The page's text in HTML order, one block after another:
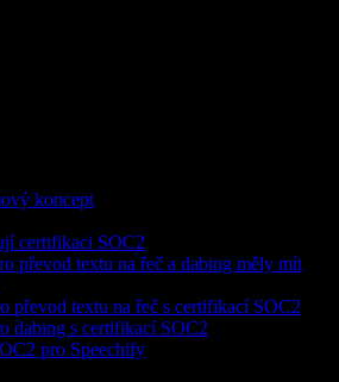
koncept
certifikaci SOC2
převod textu na řeč a dabing měly mít
převod textu na řeč s certifikací SOC2
dabing s certifikací SOC2
pro Speechify